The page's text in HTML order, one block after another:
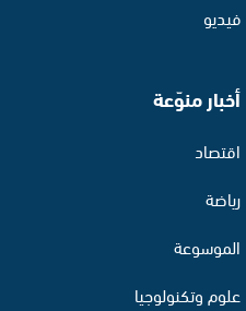
فيديو
أخبار منوّعة
اقتصاد
رياضة
الموسوعة
علوم وتكنولوجيا